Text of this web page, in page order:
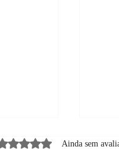
com 0 de 5
Ainda sem